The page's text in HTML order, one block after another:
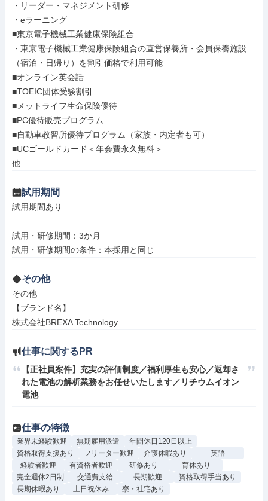
・リーダー・マネジメント研修
・eラーニング
■東京電子機械工業健康保険組合
・東京電子機械工業健康保険組合の直営保養所・会員保養施設
（宿泊・日帰り）を割引価格で利用可能
■オンライン英会話
■TOEIC団体受験割引
■メットライフ生命保険優待
■PC優待販売プログラム
■自動車教習所優待プログラム（家族・内定者も可）
■UCゴールドカード＜年会費永久無料＞
他
試用期間
試用期間あり
試用・研修期間：3か月
その他
その他
【ブランド名】
株式会社BREXA Technology
仕事に関するPR
【正社員案件】充実の評価制度／福利厚生も安心／返却さ
れた電池の解析業務をお任せいたします／リチウムイオン
電池
仕事の特徴
業界未経験歓迎 無期雇用派遣
年間休日120日以上
資格取得支援あり
フリーター歓迎 介護休暇あり
英語
経験者歓迎
有資格者歓迎 研修あり
育休あり
完全週休2日制
交通費支給 長期歓迎
資格取得手当あり
長期休暇あり
土日祝休み 寮・社宅あり